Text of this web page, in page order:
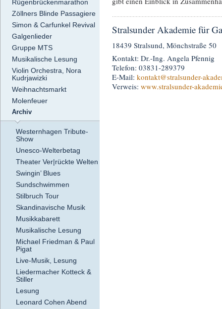
Rügenbrückenmarathon
Zöllners Blinde Passagiere
Simon & Carfunkel Revival
Galgenlieder
Gruppe MTS
Musikalische Lesung
Violin Orchestra, Nora
Kudrjawizki
Weihnachtsmarkt
Molenfeuer
Archiv
Westernhagen Tribute-
Show
Unesco-Welterbetag
Theater Ver|rückte Welten
Swingin’ Blues
Sundschwimmen
Stilbruch Tour
Skandinavische Musik
Musikkabarett
Musikalische Lesung
Michael Friedman & Paul
Pigat
Live-Musik, Lesung
Liedermacher Kotteck &
Stiller
Lesung
Leonard Cohen Abend
Stralsunder Akademie für
18439 Stralsund, Mönchstraße 50
Kontakt: Dr.-Ing. Angela Pfennig
Telefon: 03831-289379
E-Mail: kontakt@stralsunder-
Verweis: www.stralsunder-